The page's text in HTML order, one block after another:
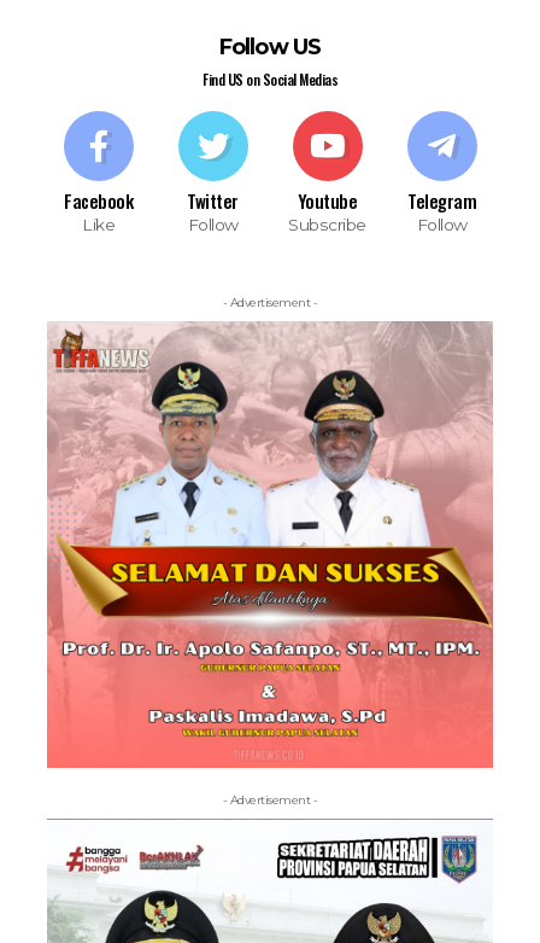
Follow US
Find US on Social Medias
Facebook
Like
Twitter
Follow
Youtube
Subscribe
Telegram
Follow
- Advertisement -
- Advertisement -